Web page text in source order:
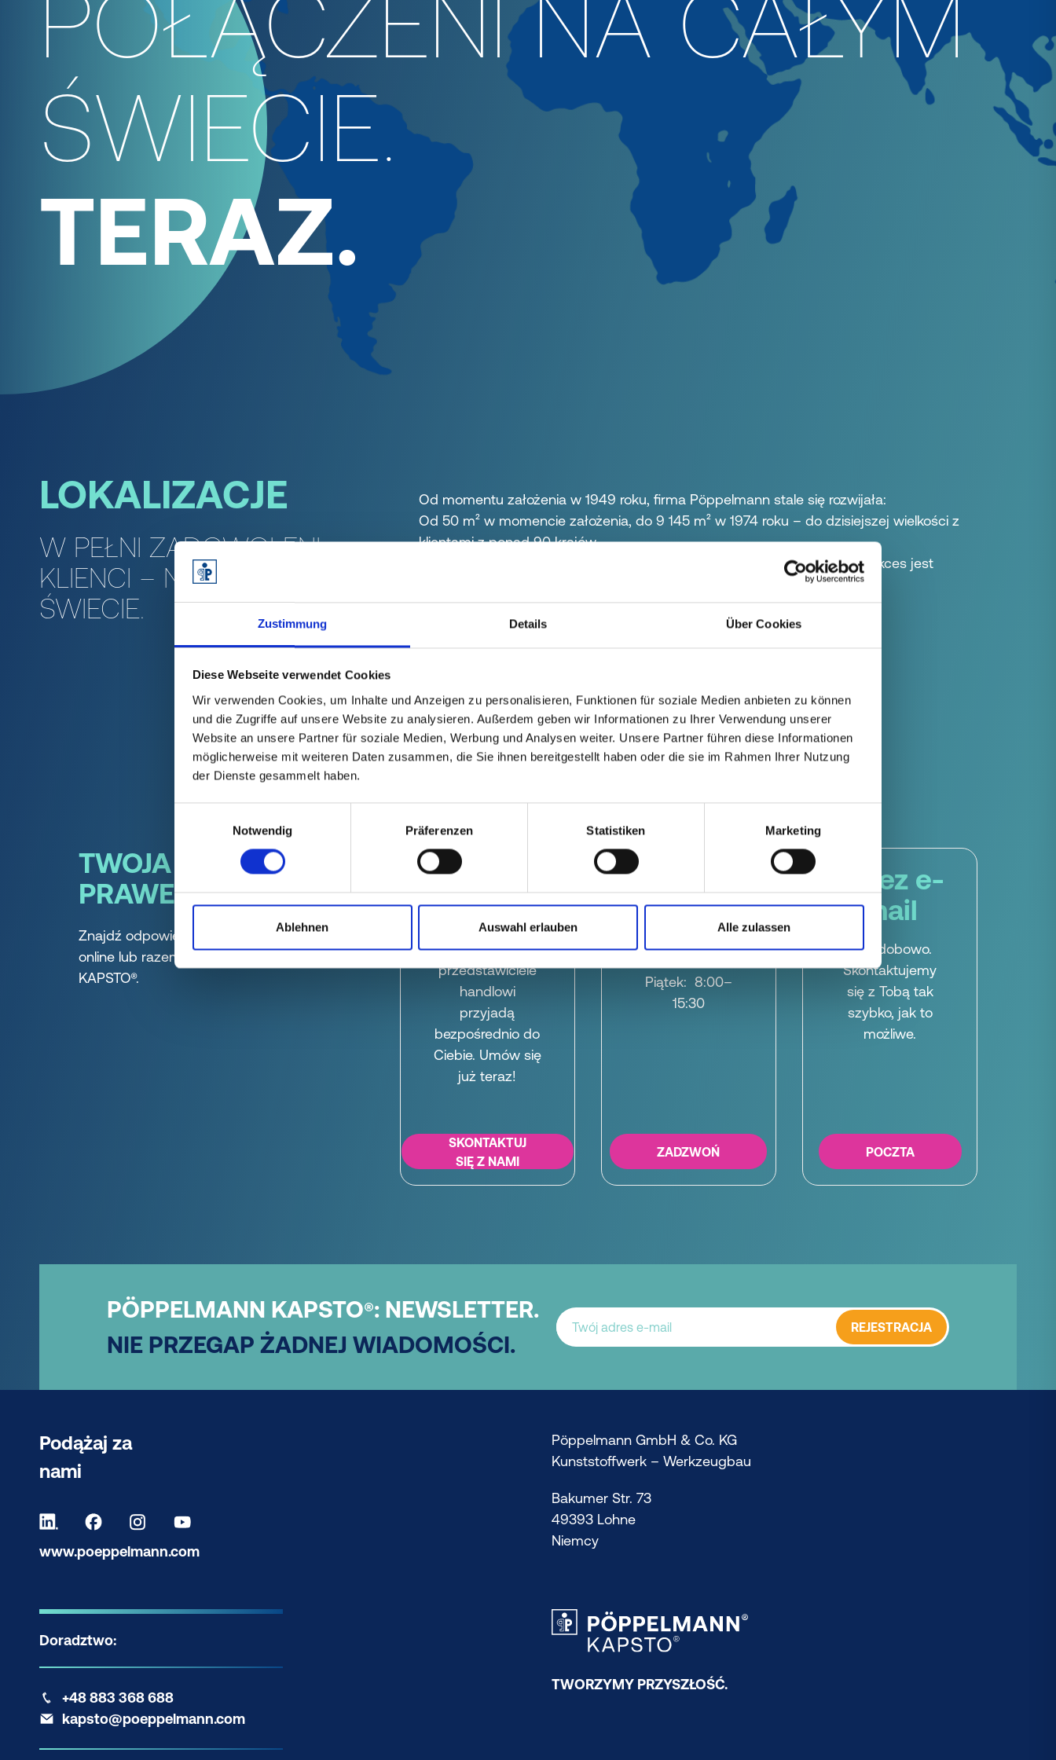
Zustimmung Details Über Cookies
Diese Webseite verwendet Cookies
Wir verwenden Cookies, um Inhalte und Anzeigen zu personalisieren, Funktionen für soziale Medien anbieten zu können
und die Zugriffe auf unsere Website zu analysieren. Außerdem geben wir Informationen zu Ihrer Verwendung unserer
Website an unsere Partner für soziale Medien, Werbung und Analysen weiter. Unsere Partner führen diese Informationen
möglicherweise mit weiteren Daten zusammen, die Sie ihnen bereitgestellt haben oder die sie im Rahmen Ihrer Nutzung
der Dienste gesammelt haben.
Notwendig
Präferenzen Statistiken Marketing
Ablehnen Auswahl erlauben Alle zulassen
POŁĄCZENI NA CAŁYM
ŚWIECIE.
TERAZ.
LOKALIZACJE
W PEŁNI ZADOWOLENI
KLIENCI – NA CAŁYM
ŚWIECIE.
Od momentu założenia w 1949 roku, firma Pöppelmann stale się rozwijała:
Od 50 m² w momencie założenia, do 9 145 m² w 1974 roku – do dzisiejszej wielkości z
klientami z ponad 90 krajów.
Obecnie produkujemy w sześciu lokalizacjach na całym świecie. Nasz sukces jest
gwarantowany przez ponad 2500 wykwalifikowanych pracowników.
TWOJA DROGA DO
PRAWEGO LÖSUNG
Znajdź odpowiedni element ochronny łatwo
online lub razem z naszym zespołem
KAPSTO®.
miejscu
Nasi
przedstawiciele
handlowi
przyjadą
bezpośrednio do
Ciebie. Umów się
już teraz!
SKONTAKTUJ
SIĘ Z NAMI
Piątek: 8:00–
15:30
ZADZWOŃ
Przez e-
mail
Całodobowo.
Skontaktujemy
się z Tobą tak
szybko, jak to
możliwe.
POCZTA
PÖPPELMANN KAPSTO®: NEWSLETTER.
NIE PRZEGAP ŻADNEJ WIADOMOŚCI.
REJESTRACJA
Podążaj za
nami
www.poeppelmann.com
Pöppelmann GmbH & Co. KG
Kunststoffwerk – Werkzeugbau
Bakumer Str. 73
49393 Lohne
Niemcy
Doradztwo:
+48 883 368 688
kapsto@poeppelmann.com
TWORZYMY PRZYSZŁOŚĆ.